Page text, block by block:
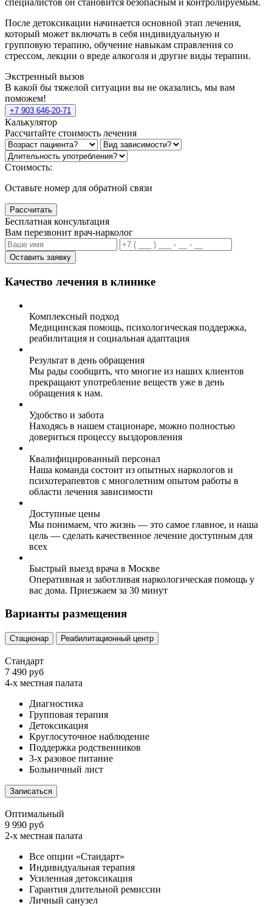
специалистов он становится безопасным и контролируемым.
После детоксикации начинается основной этап лечения,
который может включать в себя индивидуальную и
групповую терапию, обучение навыкам справления со
стрессом, лекции о вреде алкоголя и другие виды терапии.
Экстренный вызов
В какой бы тяжелой ситуации вы не оказались, мы вам
поможем!
+7 903 646-20-71
Калькулятор
Рассчитайте стоимость лечения
Стоимость:
Оставьте номер для обратной связи
Рассчитать
Бесплатная консультация
Вам перезвонит врач-нарколог
Оставить заявку
Качество лечения в клинике
Комплексный подход
Медицинская помощь, психологическая поддержка,
реабилитация и социальная адаптация
Результат в день обращения
Мы рады сообщить, что многие из наших клиентов
прекращают употребление веществ уже в день
обращения к нам.
Удобство и забота
Находясь в нашем стационаре, можно полностью
довериться процессу выздоровления
Квалифицированный персонал
Наша команда состоит из опытных наркологов и
психотерапевтов с многолетним опытом работы в
области лечения зависимости
Доступные цены
Мы понимаем, что жизнь — это самое главное, и наша
цель — сделать качественное лечение доступным для
всех
Быстрый выезд врача в Москве
Оперативная и заботливая наркологическая помощь у
вас дома. Приезжаем за 30 минут
Варианты размещения
Стационар Реабилитационный центр
Стандарт
7 490 руб
4-х местная палата
Диагностика
Групповая терапия
Детоксикация
Круглосуточное наблюдение
Поддержка родственников
3-х разовое питание
Больничный лист
Записаться
Оптимальный
9 990 руб
2-х местная палата
Все опции «Стандарт»
Индивидуальная терапия
Усиленная детоксикация
Гарантия длительной ремиссии
Личный санузел